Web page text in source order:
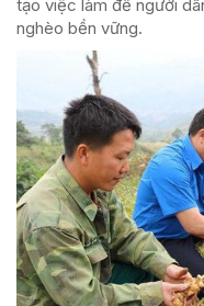
tạo việc làm để người
nghèo bền vững.